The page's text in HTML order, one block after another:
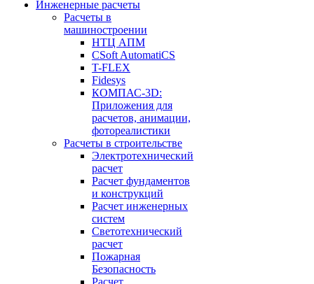
Инженерные расчеты
Расчеты в
машиностроении
НТЦ АПМ
CSoft AutomatiCS
T-FLEX
Fidesys
КОМПАС-3D:
Приложения для
расчетов, анимации,
фотореалистики
Расчеты в строительстве
Электротехнический
расчет
Расчет фундаментов
и конструкций
Расчет инженерных
систем
Светотехнический
расчет
Пожарная
Безопасность
Расчет